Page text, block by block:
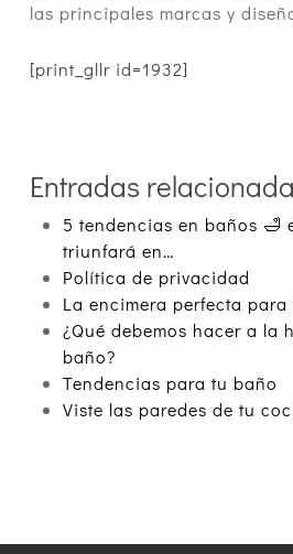
las principales marcas y
[print_gllr id=1932]
Entradas
5 tendencias en baños 🛁
triunfará en…
Política de privacidad
La encimera perfecta
¿Qué debemos hacer a la
baño?
Tendencias para tu baño
Viste las paredes de tu